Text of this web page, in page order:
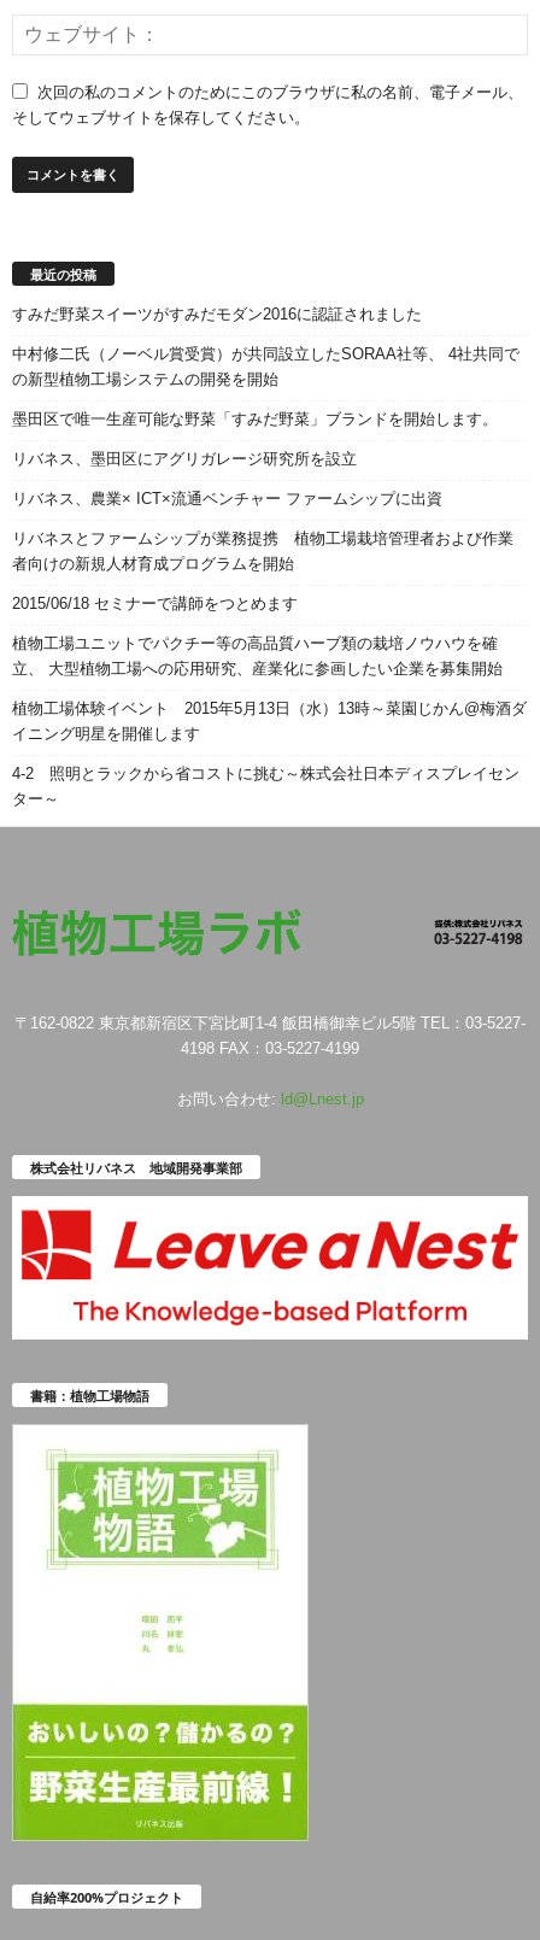
次回の私のコメントのためにこのブラウザに私の名前、電子メール、
そしてウェブサイトを保存してください。
最近の投稿
すみだ野菜スイーツがすみだモダン2016に認証されました
中村修二氏（ノーベル賞受賞）が共同設立したSORAA社等、 4社共同で
の新型植物工場システムの開発を開始
墨田区で唯一生産可能な野菜「すみだ野菜」ブランドを開始します。
リバネス、墨田区にアグリガレージ研究所を設立
リバネス、農業× ICT×流通ベンチャー ファームシップに出資
リバネスとファームシップが業務提携 植物工場栽培管理者および作業
者向けの新規人材育成プログラムを開始
2015/06/18 セミナーで講師をつとめます
植物工場ユニットでパクチー等の高品質ハーブ類の栽培ノウハウを確
立、 大型植物工場への応用研究、産業化に参画したい企業を募集開始
植物工場体験イベント 2015年5月13日（水）13時～菜園じかん@梅酒ダ
イニング明星を開催します
4-2 照明とラックから省コストに挑む～株式会社日本ディスプレイセン
ター～
〒162-0822 東京都新宿区下宮比町1-4 飯田橋御幸ビル5階 TEL：03-5227-
4198 FAX：03-5227-4199
お問い合わせ: ld@Lnest.jp
株式会社リバネス 地域開発事業部
書籍：植物工場物語
自給率200%プロジェクト